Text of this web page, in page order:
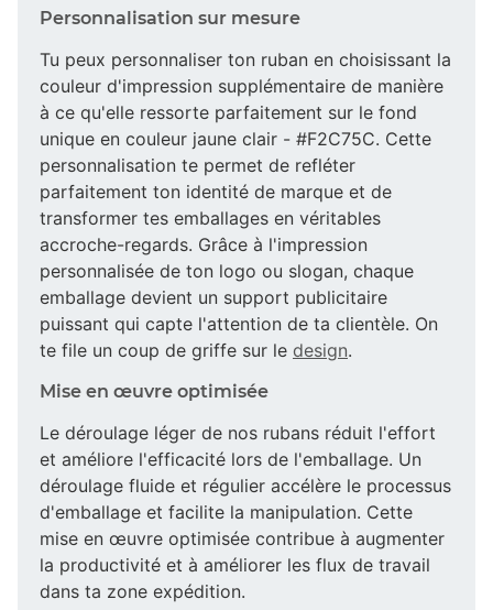
Personnalisation sur mesure
Tu peux personnaliser ton ruban en choisissant la
couleur d'impression supplémentaire de manière
à ce qu'elle ressorte parfaitement sur le fond
unique en couleur jaune clair - #F2C75C. Cette
personnalisation te permet de refléter
parfaitement ton identité de marque et de
transformer tes emballages en véritables
accroche-regards. Grâce à l'impression
personnalisée de ton logo ou slogan, chaque
emballage devient un support publicitaire
puissant qui capte l'attention de ta clientèle. On
te file un coup de griffe sur le design.
Mise en œuvre optimisée
Le déroulage léger de nos rubans réduit l'effort
et améliore l'efficacité lors de l'emballage. Un
déroulage fluide et régulier accélère le processus
d'emballage et facilite la manipulation. Cette
mise en œuvre optimisée contribue à augmenter
la productivité et à améliorer les flux de travail
dans ta zone expédition.